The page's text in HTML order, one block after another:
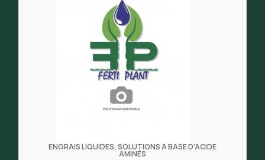
ENGRAIS LIQUIDES, SOLUTIONS À BASE D’ACIDE
AMINÉS